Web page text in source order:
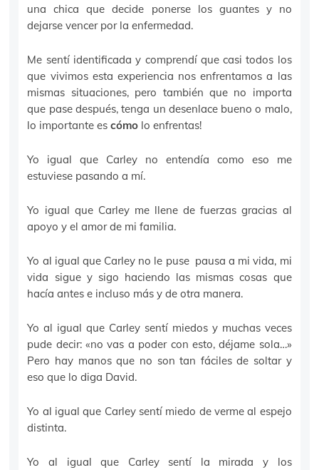
una chica que decide ponerse los guantes y no
dejarse vencer por la enfermedad.
Me sentí identificada y comprendí que casi todos los
que vivimos esta experiencia nos enfrentamos a las
mismas situaciones, pero también que no importa
que pase después, tenga un desenlace bueno o malo,
lo importante escómo lo enfrentas!
Yo igual que Carley no entendía como eso me
estuviese pasando a mí.
Yo igual que Carley me llene de fuerzas gracias al
apoyo y el amor de mi familia.
Yo al igual que Carley no le puse pausa a mi vida, mi
vida sigue y sigo haciendo las mismas cosas que
hacía antes e incluso más y de otra manera.
Yo al igual que Carley sentí miedos y muchas veces
pude decir: «no vas a poder con esto, déjame sola…»
Pero hay manos que no son tan fáciles de soltar y
eso que lo diga David.
Yo al igual que Carley sentí miedo de verme al espejo
distinta.
Yo al igual que Carley sentí la mirada y los